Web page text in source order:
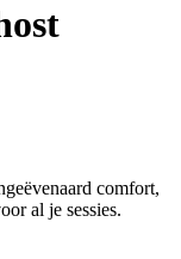
comfort,
al je sessies.